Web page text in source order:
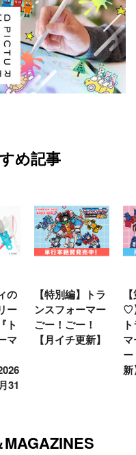
め記事
の
ー
ト
マ
31
【特別編】トラ
ンスフォーマー
ごー！ごー！
【月イチ更新】
♡
新